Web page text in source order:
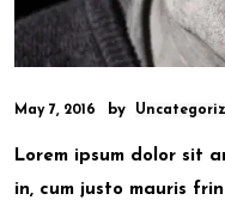
May 7, 2016 by
Lorem ipsum dolor sit
in, cum justo mauris